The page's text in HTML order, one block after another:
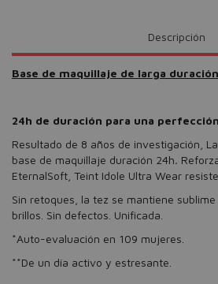
Descripción
Base de maquillaje de larga duración
24h de duración para una
Resultado de 8 años de investigación,
base de maquillaje duración 24h.
EternalSoft, Teint Idole Ultra Wear
Sin retoques, la tez se mantiene
brillos. Sin defectos. Unificada.
*Auto-evaluación en 109 mujeres.
**De un día activo y estresante.